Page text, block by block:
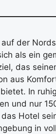
der
als ein
das
aus
In
und nur
Hotel
in